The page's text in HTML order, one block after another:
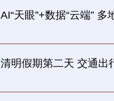
AI“天眼”+数据“云端”
清明假期第二天 交通出